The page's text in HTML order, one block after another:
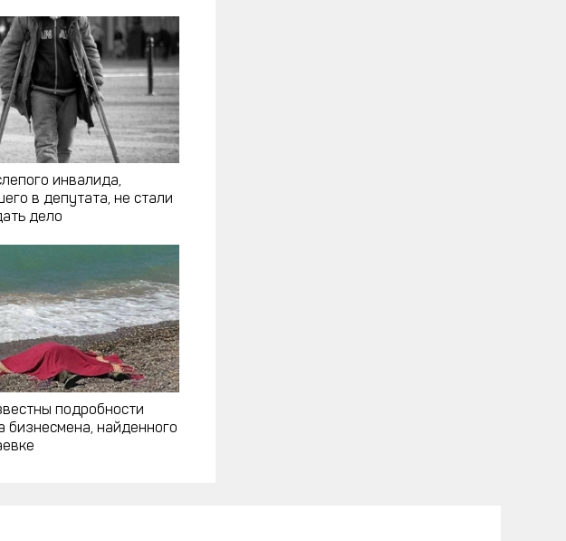
инвалида,
в депутата, не стали
дело
подробности
бизнесмена, найденного